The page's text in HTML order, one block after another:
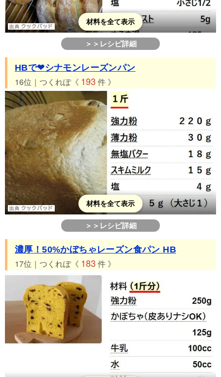
材料を全て表示
＞＞レシピ詳細
HBで❤シナモンレーズンパン
16位｜つくれぽ《 193 件 》
材料を全て表示
＞＞レシピ詳細
濃厚！50%かぼちゃレーズン食パン HB
17位｜つくれぽ《 183 件 》